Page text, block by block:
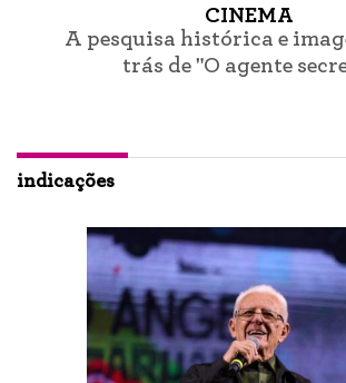
CINEMA
A pesquisa histórica e
trás de "O agente
indicações